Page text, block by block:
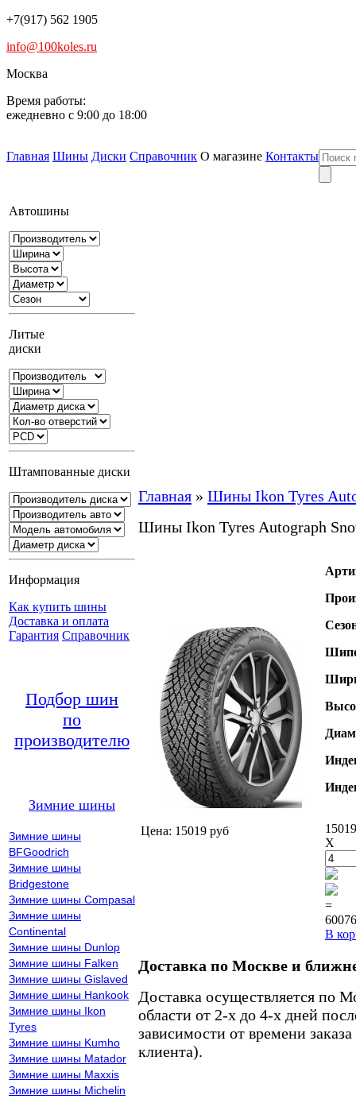
+7(917) 562 1905
info@100koles.ru
Москва
Время работы:
ежедневно с 9:00 до 18:00
Главная Шины Диски Справочник О магазине Контакты
Автошины
Литые
диски
Штампованные диски
Информация
Как купить шины
Доставка и оплата
Гарантия Справочник
Подбор шин
по
производителю
Зимние шины
Зимние шины
BFGoodrich
Зимние шины
Bridgestone
Зимние шины Compasal
Зимние шины
Continental
Зимние шины Dunlop
Зимние шины Falken
Зимние шины Gislaved
Зимние шины Hankook
Зимние шины Ikon
Tyres
Зимние шины Kumho
Зимние шины Matador
Зимние шины Maxxis
Зимние шины Michelin
Главная » Шины Ikon Tyres
Шины Ikon Tyres Autograph
Цена: 15019 руб
X
=
В
Доставка по Москве и
Доставка осуществляется по
области от 2-х до 4-х дней
зависимости от времени
клиента).